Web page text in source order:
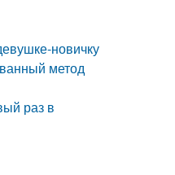
новичку
метод
раз в